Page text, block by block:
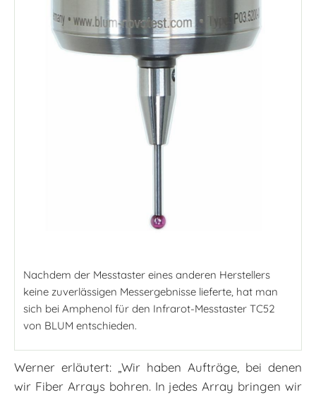
Nachdem der Messtaster eines anderen Herstellers
keine zuverlässigen Messergebnisse lieferte, hat man
sich bei Amphenol für den Infrarot-Messtaster TC52
von BLUM entschieden.
Werner erläutert: „Wir haben Aufträge, bei denen
wir Fiber Arrays bohren. In jedes Array bringen wir